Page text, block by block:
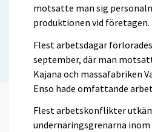
motsatte man sig
produktionen vid företagen.
Flest arbetsdagar
september, där man
Kajana och massafabriken
Enso hade omfattande
Flest arbetskonflikter
undernäringsgrenarna